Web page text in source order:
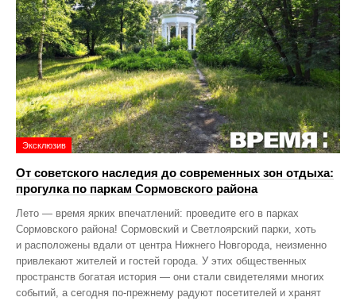
Эксклюзив
От советского наследия до современных зон отдыха:
прогулка по паркам Сормовского района
Лето — время ярких впечатлений: проведите его в парках
Сормовского района! Сормовский и Светлоярский парки, хоть
и расположены вдали от центра Нижнего Новгорода, неизменно
привлекают жителей и гостей города. У этих общественных
пространств богатая история — они стали свидетелями многих
событий, а сегодня по‑прежнему радуют посетителей и хранят